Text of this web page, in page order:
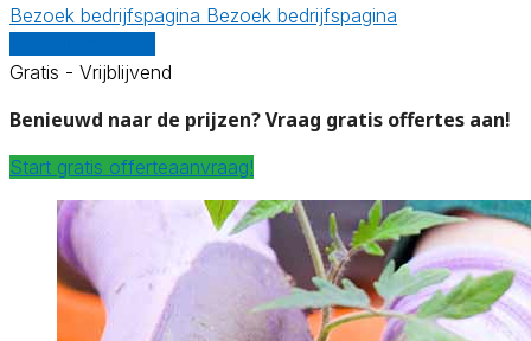
Bezoek bedrijfspagina Bezoek bedrijfspagina
Gratis - Vrijblijvend
Benieuwd naar de prijzen? Vraag gratis offertes aan!
Start gratis offerteaanvraag!